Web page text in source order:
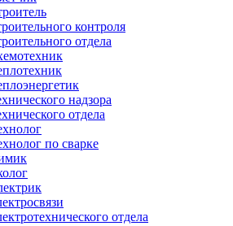
контроля
отдела
надзора
отдела
по сварке
отдела